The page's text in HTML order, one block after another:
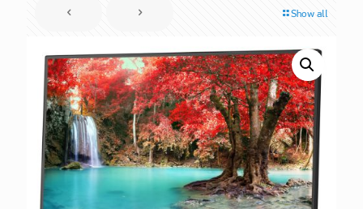
Show all